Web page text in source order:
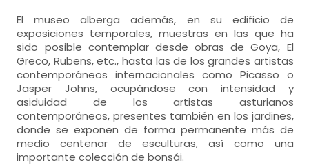
El museo alberga además, en su edificio de
exposiciones temporales, muestras en las que ha
sido posible contemplar desde obras de Goya, El
Greco, Rubens, etc., hasta las de los grandes artistas
contemporáneos internacionales como Picasso o
Jasper Johns, ocupándose con intensidad y
asiduidad de los artistas asturianos
contemporáneos, presentes también en los jardines,
donde se exponen de forma permanente más de
medio centenar de esculturas, así como una
importante colección de bonsái.